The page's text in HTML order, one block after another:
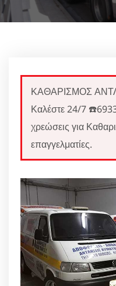
ΚΑΘΑΡΙΣΜΟΣ
Καλέστε 24/7
χρεώσεις για
επαγγελματίες.